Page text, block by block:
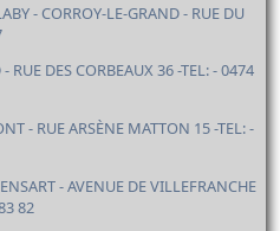
- CORROY-LE-GRAND - RUE DU
RUE DES CORBEAUX 36 -TEL: - 0474
- RUE ARSÈNE MATTON 15 -TEL: -
- AVENUE DE VILLEFRANCHE
82